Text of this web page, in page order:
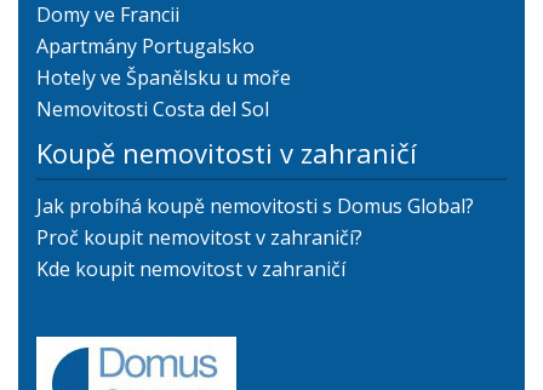
Domy ve Francii
Apartmány Portugalsko
Hotely ve Španělsku u moře
Nemovitosti Costa del Sol
Koupě nemovitosti v zahraničí
Jak probíhá koupě nemovitosti s Domus Global?
Proč koupit nemovitost v zahraničí?
Kde koupit nemovitost v zahraničí